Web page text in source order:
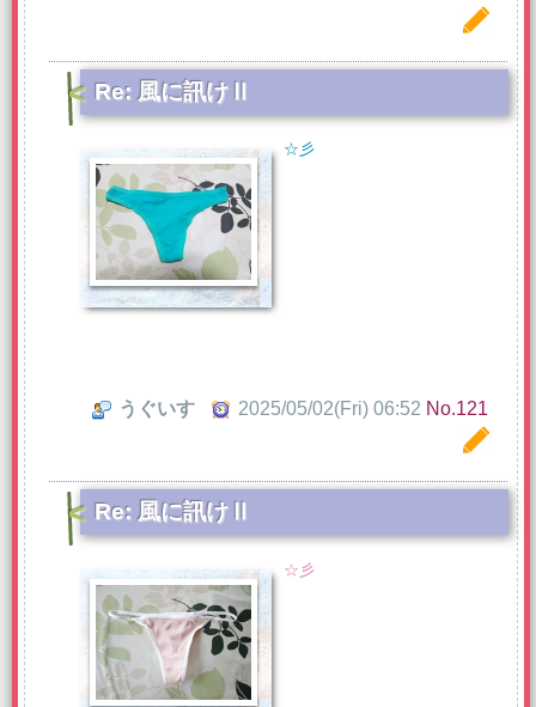
Re: 風に訊けⅡ
☆彡
うぐいす 2025/05/02(Fri) 06:52 No.121
Re: 風に訊けⅡ
☆彡